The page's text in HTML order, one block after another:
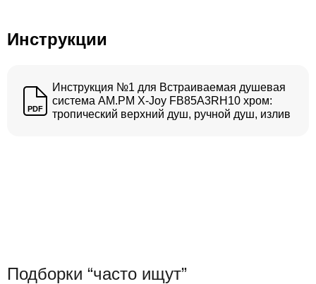
Инструкции
PDF
Инструкция №1 для Встраиваемая душевая
система AM.PM X-Joy FB85A3RH10 хром:
тропический верхний душ, ручной душ, излив
Подборки “часто ищут”